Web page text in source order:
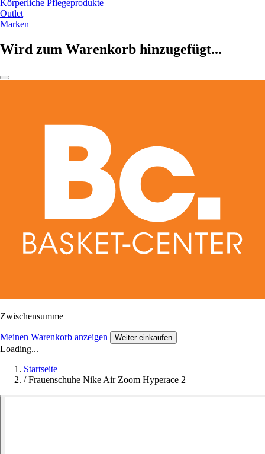
Körperliche Pflegeprodukte
Outlet
Marken
Wird zum Warenkorb hinzugefügt...
Zwischensumme
Meinen Warenkorb anzeigen Weiter einkaufen
Loading...
Startseite
/ Frauenschuhe Nike Air Zoom Hyperace 2